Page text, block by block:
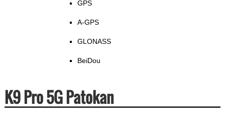
GPS
A-GPS
GLONASS
BeiDou
K9 Pro 5G Patokan